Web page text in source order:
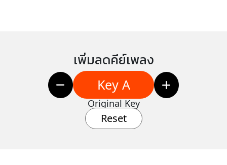
เพิ่มลดคีย์เพลง
Key A
Original Key
Reset